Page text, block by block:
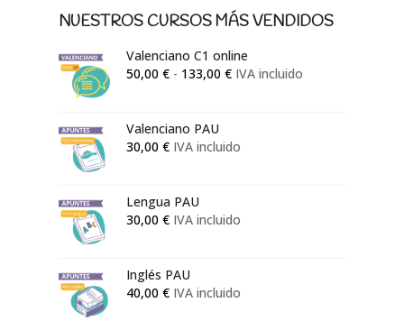
NUESTROS CURSOS MÁS VENDIDOS
Valenciano C1 online
50,00 € - 133,00 €Rango
50,00 €
IVA incluido
Valenciano PAU
30,00 € IVA incluido
Lengua PAU
30,00 € IVA incluido
Inglés PAU
40,00 € IVA incluido